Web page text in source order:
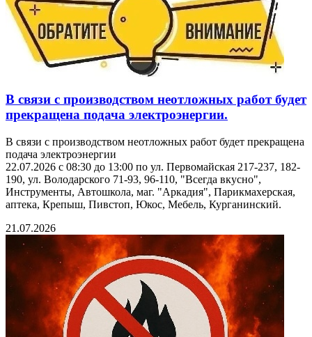
В связи с производством неотложных работ будет
прекращена подача электроэнергии.
В связи с производством неотложных работ будет прекращена
подача электроэнергии
22.07.2026 с 08:30 до 13:00 по ул. Первомайская 217-237, 182-
190, ул. Володарского 71-93, 96-110, "Всегда вкусно",
Инструменты, Автошкола, маг. "Аркадия", Парикмахерская,
аптека, Крепыш, Пивстоп, Юкос, Мебель, Курганинский.
21.07.2026